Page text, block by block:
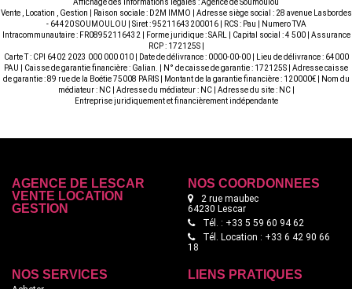
Affichage des informations légales : Agence de Soumoulou
Vente , Location , Gestion | Raison sociale : D2M IMMO | Adresse siège social : 28 avenue Lasbordes
- 64420 SOUMOULOU | Siret : 95211643200016 | RCS : Pau | Numero TVA
Intracommunautaire : FR08952116432 | Forme juridique : SARL | Capital social : 4 500 | Assurance
RCP : 172125S |
Carte T : CPI 6402 2023 000 000 010 | Date de délivrance : 0000-00-00 | Lieu de délivrance : 64000
PAU | Caisse de garantie financière : Galian. | N° de caisse de garantie : 172125S | Adresse caisse
de garantie : 89 rue de la Boétie 75008 PARIS | Montant de la garantie financière : 120000€ | Nom du
médiateur : NC | Adresse du médiateur : NC | Adresse du site : NC |
Entreprise juridiquement et financièrement indépendante
AGENCE DE LESCAR
VENTE LOCATION
GESTION
NOS COORDONNÉES
2 rue maubec
64230 Lescar
Tél. : +33 5 59 60 94 62
Tél. Location : +33 6 42 90 66
18
NOS SERVICES LIENS PRATIQUES